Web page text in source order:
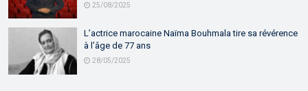
25/08/2025
L’actrice marocaine Naïma Bouhmala tire sa révérence
à l’âge de 77 ans
28/05/2025